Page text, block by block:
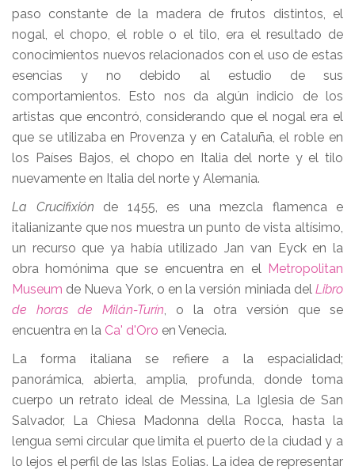
paso constante de la madera de frutos distintos, el
nogal, el chopo, el roble o el tilo, era el resultado de
conocimientos nuevos relacionados con el uso de estas
esencias y no debido al estudio de sus
comportamientos. Esto nos da algún indicio de los
artistas que encontró, considerando que el nogal era el
que se utilizaba en Provenza y en Cataluña, el roble en
los Países Bajos, el chopo en Italia del norte y el tilo
nuevamente en Italia del norte y Alemania.
La Crucifixión de 1455, es una mezcla flamenca e
italianizante que nos muestra un punto de vista altísimo,
un recurso que ya había utilizado Jan van Eyck en la
obra homónima que se encuentra en el Metropolitan
Museum de Nueva York, o en la versión miniada del Libro
de horas de Milán-Turín , o la otra versión que se
encuentra en la Ca' d'Oro en Venecia.
La forma italiana se refiere a la espacialidad;
panorámica, abierta, amplia, profunda, donde toma
cuerpo un retrato ideal de Messina, La Iglesia de San
Salvador, La Chiesa Madonna della Rocca, hasta la
lengua semi circular que limita el puerto de la ciudad y a
lo lejos el perfil de las Islas Eolias. La idea de representar